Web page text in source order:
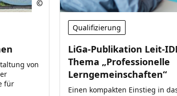
von
für
Qualifizierung
LiGa-Publikation Leit-
Thema „Professionelle
Lerngemeinschaften“
Einen kompakten Einstieg in